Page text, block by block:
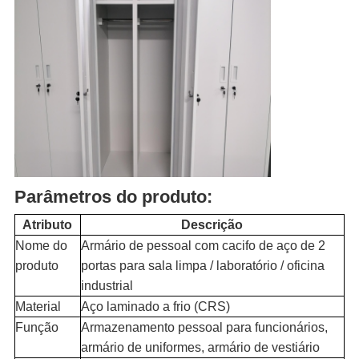
Parâmetros do produto:
Atributo
Descrição
Nome do
produto
Armário de pessoal com cacifo de aço de 2
portas para sala limpa / laboratório / oficina
industrial
Material
Aço laminado a frio (CRS)
Função
Armazenamento pessoal para funcionários,
armário de uniformes, armário de vestiário